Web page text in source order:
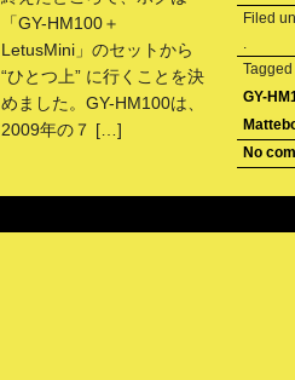
Filed
.
Tagged
GY-
No
「GY-HM100＋
LetusMini」のセットから
“ひとつ上” に行くことを決
めました。GY-HM100は、
2009年の７ […]